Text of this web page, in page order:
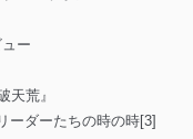
ー
天荒』
ーダーたちの時の時[3]